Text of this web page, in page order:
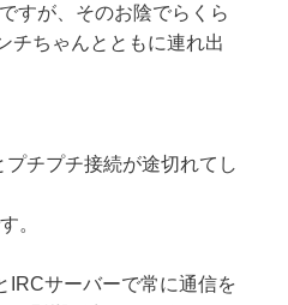
すが、そのお陰でらくら
チちゃんとともに連れ出
チプチ接続が途切れてし
。
サーバーで常に通信を